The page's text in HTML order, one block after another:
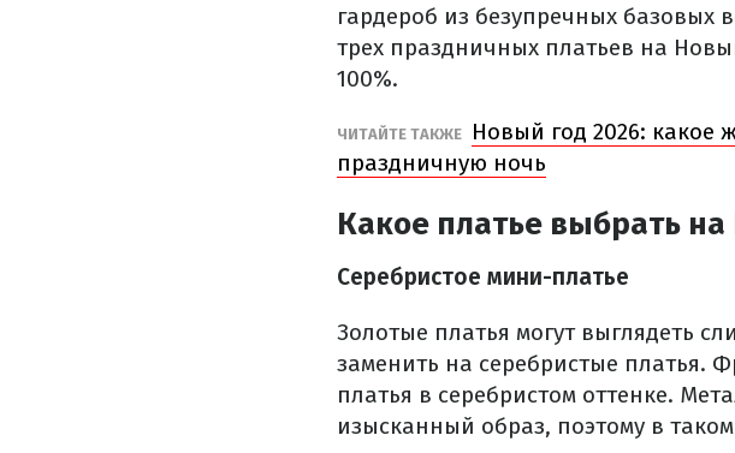
гардероб из безупречных базовых
трех праздничных платьев на
100%.
ЧИТАЙТЕ ТАКЖЕ
Новый год 2026: какое
праздничную ночь
Какое платье выбрать
Серебристое мини-платье
Золотые платья могут выглядеть
заменить на серебристые платья.
платья в серебристом оттенке.
изысканный образ, поэтому в